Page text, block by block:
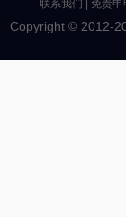
联系我们 免责申
Copyright © 2012-